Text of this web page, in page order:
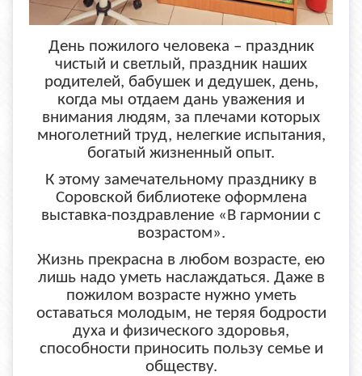
День пожилого человека – праздник
чистый и светлый, праздник наших
родителей, бабушек и дедушек, день,
когда мы отдаем дань уважения и
внимания людям, за плечами которых
многолетний труд, нелегкие испытания,
богатый жизненный опыт.
К этому замечательному празднику в
Соровской библиотеке оформлена
выставка-поздравление «В гармонии с
возрастом».
Жизнь прекрасна в любом возрасте, ею
лишь надо уметь наслаждаться. Даже в
пожилом возрасте нужно уметь
оставаться молодым, не теряя бодрости
духа и физического здоровья,
способности приносить пользу семье и
обществу.